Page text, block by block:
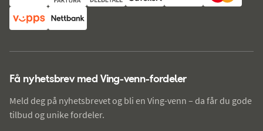
Få nyhetsbrev med Ving-venn-fordeler
Meld deg på nyhetsbrevet og bli en Ving-venn – da får du gode
tilbud og unike fordeler.